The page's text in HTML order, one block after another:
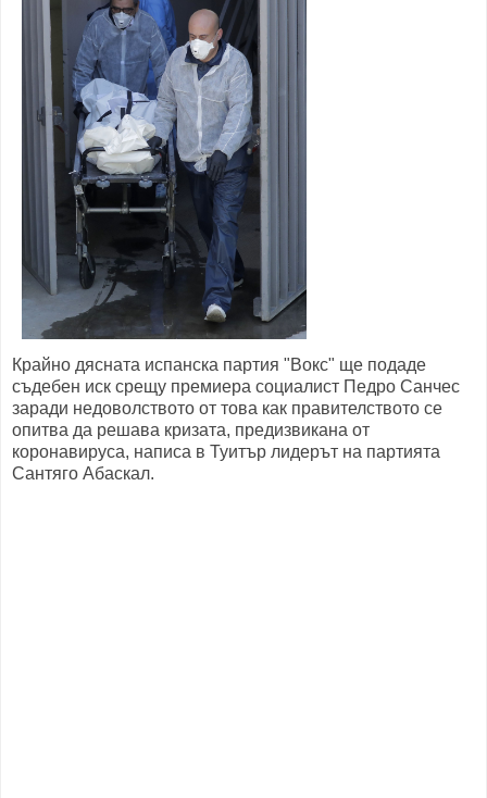
Крайно дясната испанска партия "Вокс" ще подаде
съдебен иск срещу премиера социалист Педро Санчес
заради недоволството от това как правителството се
опитва да решава кризата, предизвикана от
коронавируса, написа в Туитър лидерът на партията
Сантяго Абаскал.